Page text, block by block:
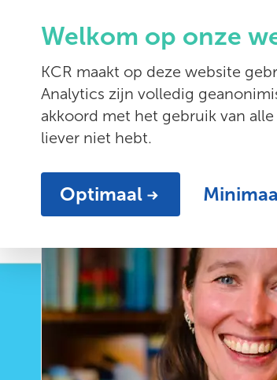
Welkom op onze
KCR maakt op deze website
Analytics zijn volledig
akkoord met het gebruik van
liever niet hebt.
Optimaal